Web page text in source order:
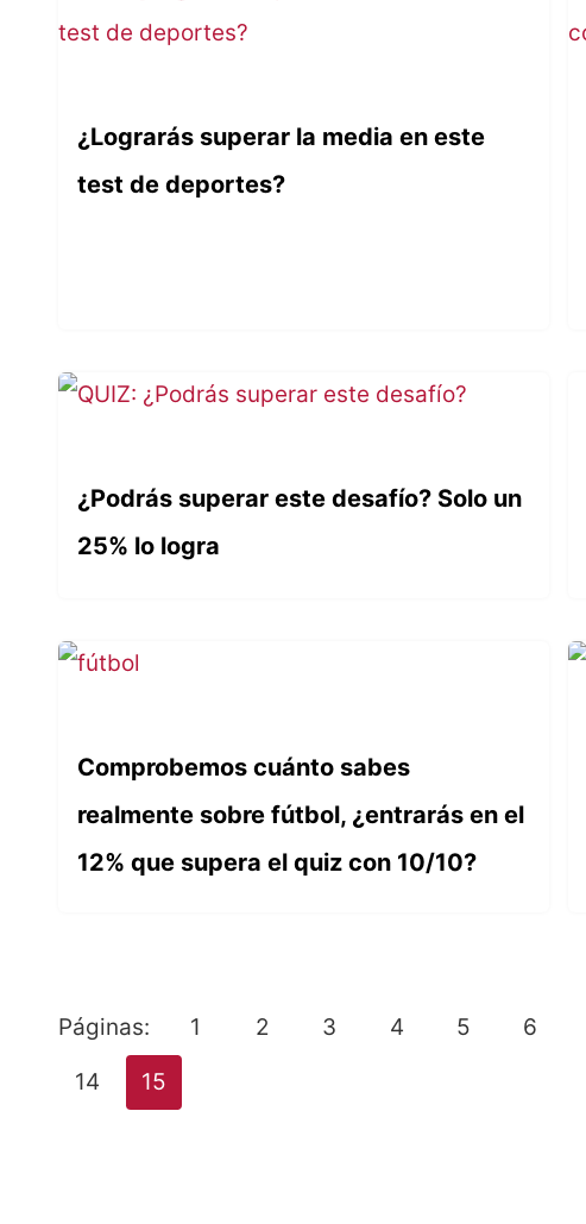
¿Lograrás superar la media en este
test de deportes?
¿Podrás superar este desafío? Solo un
25% lo logra
Comprobemos cuánto sabes
realmente sobre fútbol, ¿entrarás en el
12% que supera el quiz con 10/10?
Páginas: 1 2 3 4 5 6
14
15